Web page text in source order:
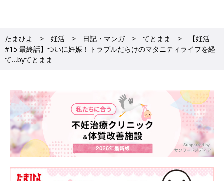
たまひよ 妊活 日記・マンガ てとまま
【妊活
#15 最終話】ついに妊娠！トラブルだらけのマタニティライフを経
て…byてとまま